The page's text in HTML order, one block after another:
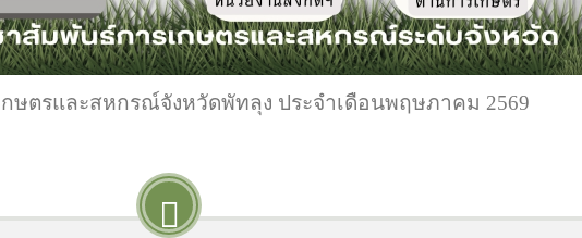
ษตรและสหกรณ์จังหวัดพัทลุง ประจำเดือนพฤษภาคม 2569